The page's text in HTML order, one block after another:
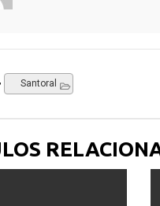
Santoral